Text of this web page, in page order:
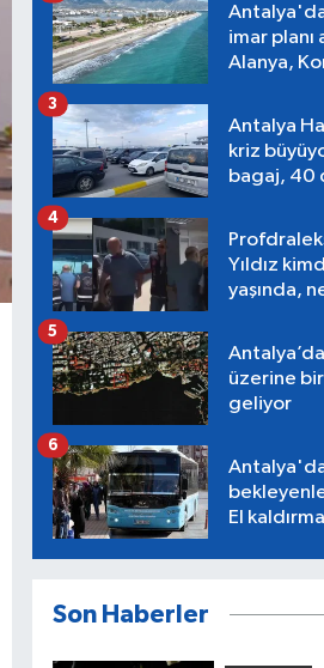
imar planı
Alanya,
Antalya
kriz
bagaj, 40
3
Yıldız
yaşında,
4
üzerine
geliyor
5
El
6
Son Haberler